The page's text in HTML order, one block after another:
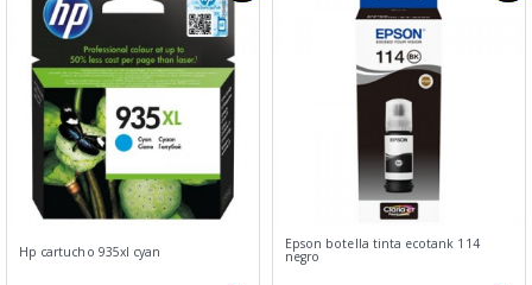
Hp cartucho 935xl cyan Epson botella tinta ecotank 114
negro